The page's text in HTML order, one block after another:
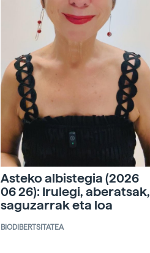
Asteko albistegia (2026
06 26): Irulegi, aberatsak,
saguzarrak eta loa
BIODIBERTSITATEA